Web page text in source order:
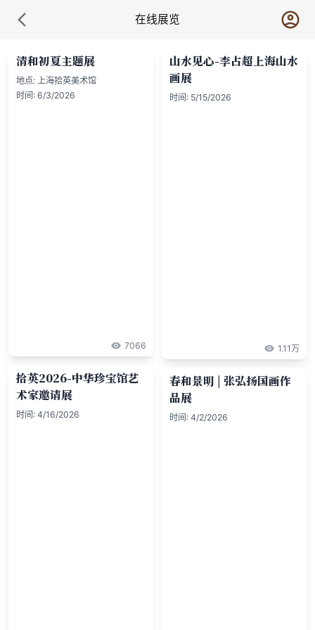
在线展览
清和初夏主题展
地点: 上海拾英美术馆
时间: 6/3/2026
7066
山水见心-李占超上海山水
画展
时间: 5/15/2026
1.11万
拾英2026-中华珍宝馆艺
术家邀请展
时间: 4/16/2026
春和景明 | 张弘扬国画作
品展
时间: 4/2/2026